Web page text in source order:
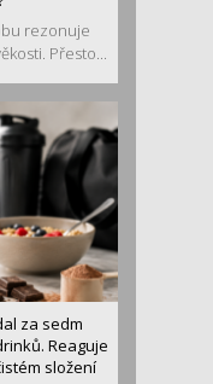
rezonuje
Přesto...
za sedm
Reaguje
složení